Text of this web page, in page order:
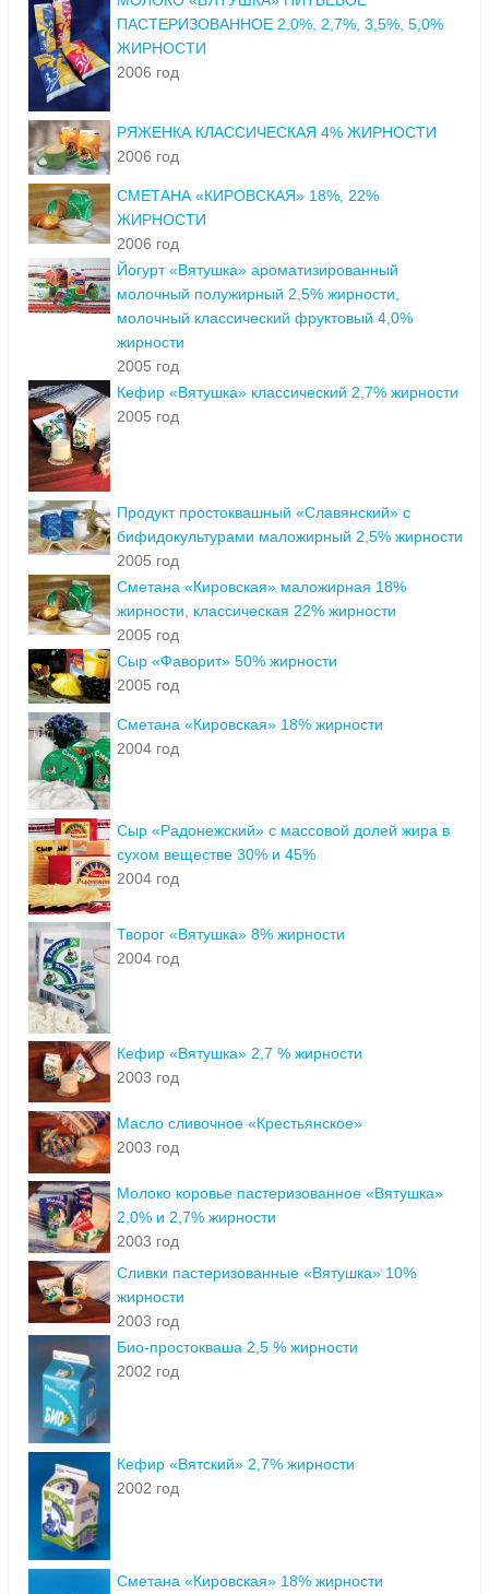
ПАСТЕРИЗОВАННОЕ 2,0%, 2,7%, 3,5%, 5,0%
ЖИРНОСТИ
2006 год
РЯЖЕНКА КЛАССИЧЕСКАЯ 4% ЖИРНОСТИ
2006 год
СМЕТАНА «КИРОВСКАЯ» 18%, 22%
ЖИРНОСТИ
2006 год
Йогурт «Вятушка» ароматизированный
молочный полужирный 2,5% жирности,
молочный классический фруктовый 4,0%
жирности
2005 год
Кефир «Вятушка» классический 2,7% жирности
2005 год
Продукт простоквашный «Славянский» с
бифидокультурами маложирный 2,5% жирности
2005 год
Сметана «Кировская» маложирная 18%
жирности, классическая 22% жирности
2005 год
Сыр «Фаворит» 50% жирности
2005 год
Сметана «Кировская» 18% жирности
2004 год
Сыр «Радонежский» с массовой долей жира в
сухом веществе 30% и 45%
2004 год
Творог «Вятушка» 8% жирности
2004 год
Кефир «Вятушка» 2,7 % жирности
2003 год
Масло сливочное «Крестьянское»
2003 год
Молоко коровье пастеризованное «Вятушка»
2,0% и 2,7% жирности
2003 год
Сливки пастеризованные «Вятушка» 10%
жирности
2003 год
Био-простокваша 2,5 % жирности
2002 год
Кефир «Вятский» 2,7% жирности
2002 год
Сметана «Кировская» 18% жирности